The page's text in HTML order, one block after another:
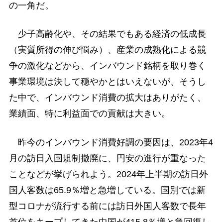
の一角だ。
少子高齢化や、その結果でもある経済の低成長
（実質所得の伸び悩み）、産業の成熟化による競
争の激化などから、インバウンド銘柄を取り巻く
事業環境は決して穏やかとはいえないが、そうし
た中で、インバウンド消費の拡大はありがたく、
業績面、特に利益面での貢献は大きい。
昨今のインバウンド消費好調の要因は、2023年4
月の訪日入国規制撤廃に、円安の進行が重なった
ことなどが挙げられよう。2024年上半期の訪日外
国人客数は65.9％増と急増している。国別では新
型コロナが流行する前には訪日外国人客数で長年